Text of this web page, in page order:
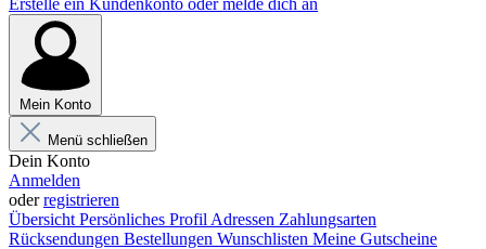
Erstelle ein Kundenkonto oder melde dich an
Mein Konto
Menü schließen
Dein Konto
Anmelden
oderregistrieren
Übersicht Persönliches Profil Adressen Zahlungsarten
Rücksendungen Bestellungen Wunschlisten Meine Gutscheine